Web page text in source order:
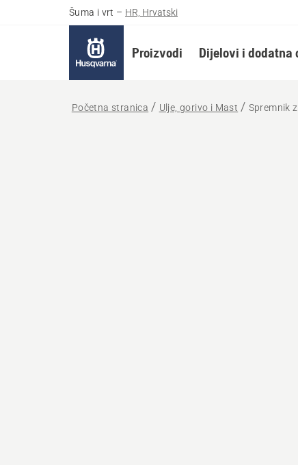
Šuma i vrt – HR, Hrvatski
Proizvodi Dijelovi i dodatna
Početna stranica Ulje, gorivo i Mast Spremnik